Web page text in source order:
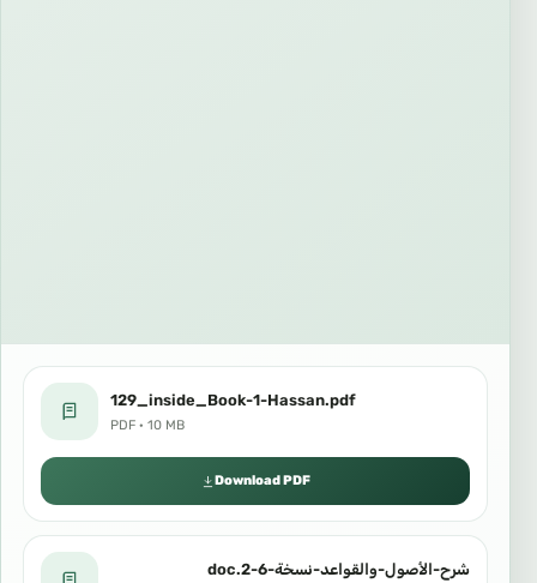
129_inside_Book-1-Hassan.pdf
PDF · 10 MB
Download PDF
شرح-الأصول-والقواعد-نسخة-6-2.doc